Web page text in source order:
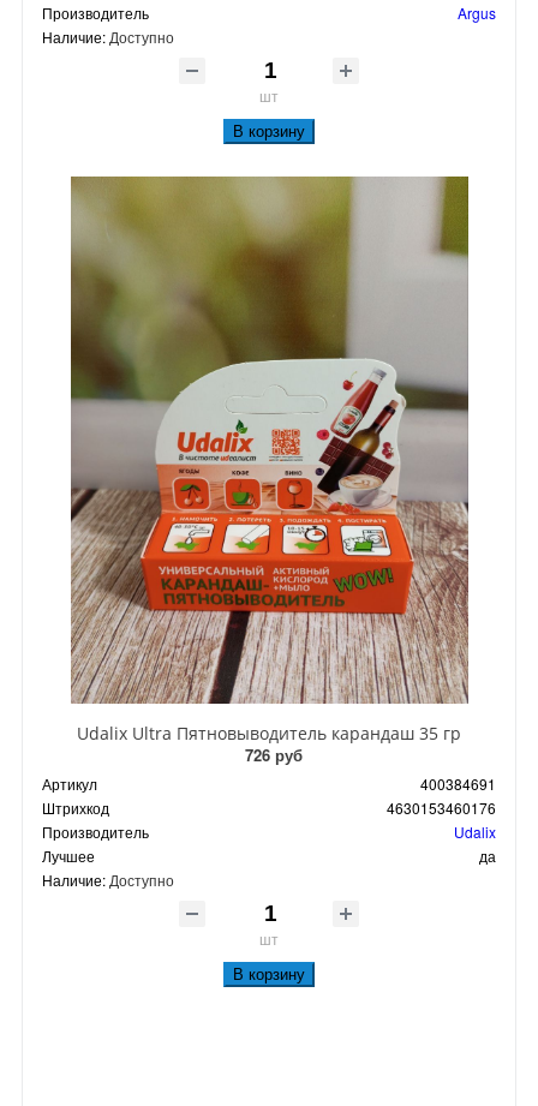
Производитель
Argus
Наличие: Доступно
шт
В корзину
Udalix Ultra Пятновыводитель карандаш 35 гр
726 руб
Артикул
400384691
Штрихкод
4630153460176
Производитель
Udalix
Лучшее
да
Наличие: Доступно
шт
В корзину